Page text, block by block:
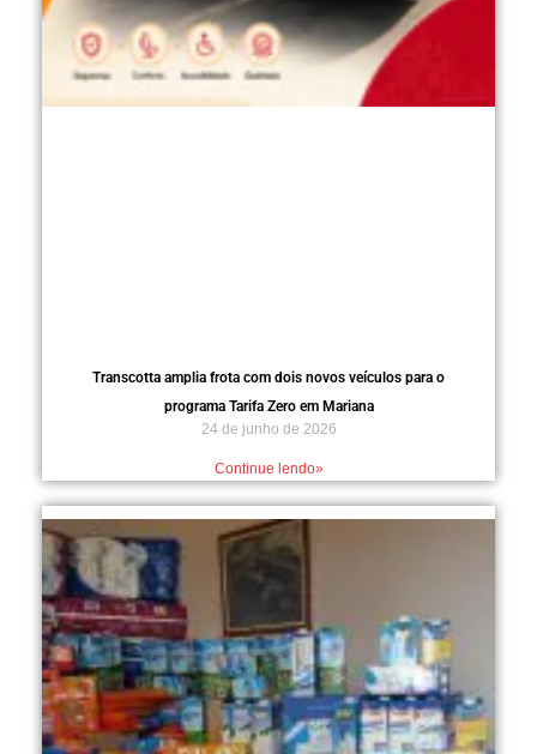
Transcotta amplia frota com dois novos veículos para o
programa Tarifa Zero em Mariana
24 de junho de 2026
Continue lendo»